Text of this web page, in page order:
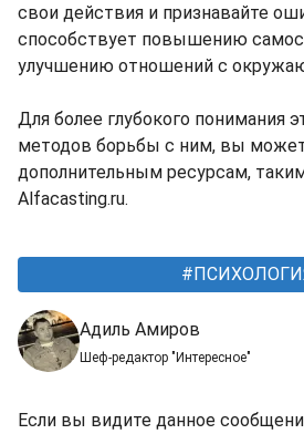
свои действия и признавайте
способствует повышению
улучшению отношений с
Для более глубокого понимания
методов борьбы с ним, вы
дополнительным ресурсам,
Alfacasting.ru.
Адиль Амиров
Шеф-редактор "Интересное"
Если вы видите данное